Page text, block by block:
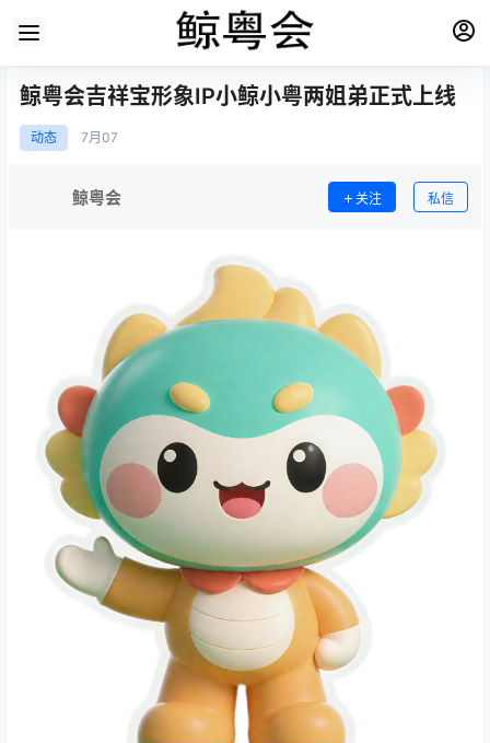
鲸粤会吉祥宝形象IP小鲸小粤两姐弟正式上线
动态 7月 07
鲸粤会 关注 私信